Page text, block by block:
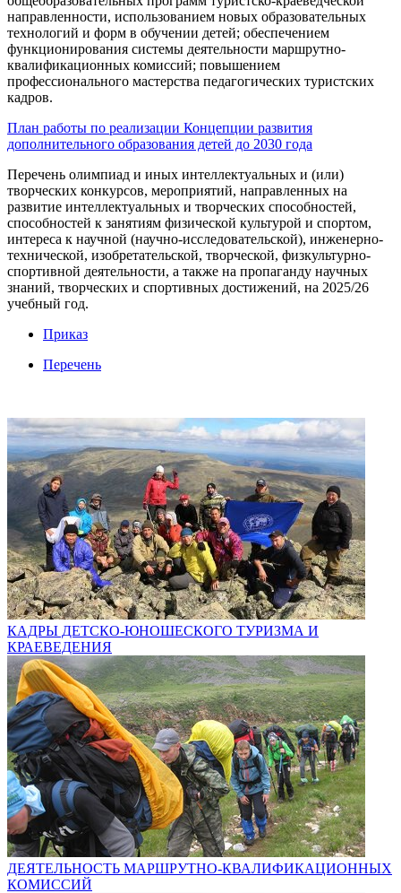
направленности, использованием новых образовательных
технологий и форм в обучении детей; обеспечением
функционирования системы деятельности маршрутно-
квалификационных комиссий; повышением
профессионального мастерства педагогических туристских
кадров.
План работы по реализации Концепции развития
дополнительного образования детей до 2030 года
Перечень олимпиад и иных интеллектуальных и (или)
творческих конкурсов, мероприятий, направленных на
развитие интеллектуальных и творческих способностей,
способностей к занятиям физической культурой и спортом,
интереса к научной (научно-исследовательской), инженерно-
технической, изобретательской, творческой, физкультурно-
спортивной деятельности, а также на пропаганду научных
знаний, творческих и спортивных достижений, на 2025/26
учебный год.
Приказ
Перечень
КАДРЫ ДЕТСКО-ЮНОШЕСКОГО ТУРИЗМА И
КРАЕВЕДЕНИЯ
ДЕЯТЕЛЬНОСТЬ МАРШРУТНО-КВАЛИФИКАЦИОННЫХ
КОМИССИЙ